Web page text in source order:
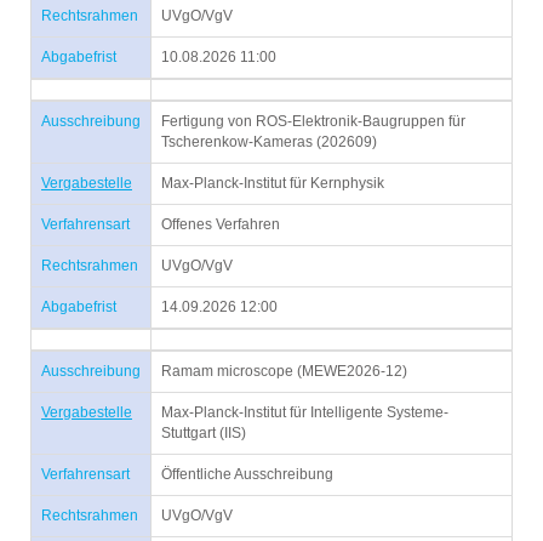
Rechtsrahmen UVgO/VgV
Abgabefrist 10.08.2026 11:00
Ausschreibung
Fertigung von ROS-Elektronik-Baugruppen für
Tscherenkow-Kameras (202609)
Vergabestelle Max-Planck-Institut für Kernphysik
Verfahrensart Offenes Verfahren
Rechtsrahmen UVgO/VgV
Abgabefrist 14.09.2026 12:00
Ausschreibung Ramam microscope (MEWE2026-12)
Vergabestelle
Max-Planck-Institut für Intelligente Systeme-
Stuttgart (IIS)
Verfahrensart Öffentliche Ausschreibung
Rechtsrahmen UVgO/VgV